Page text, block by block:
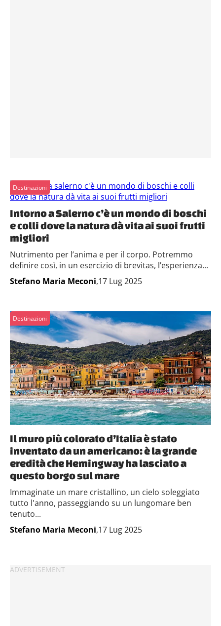
Destinazioni
Intorno a Salerno c’è un mondo di boschi
e colli dove la natura dà vita ai suoi frutti
migliori
Nutrimento per l’anima e per il corpo. Potremmo
definire così, in un esercizio di brevitas, l’esperienza...
Stefano Maria Meconi,17 Lug 2025
Destinazioni
Il muro più colorato d’Italia è stato
inventato da un americano: è la grande
eredità che Hemingway ha lasciato a
questo borgo sul mare
Immaginate un mare cristallino, un cielo soleggiato
tutto l'anno, passeggiando su un lungomare ben
tenuto...
Stefano Maria Meconi,17 Lug 2025